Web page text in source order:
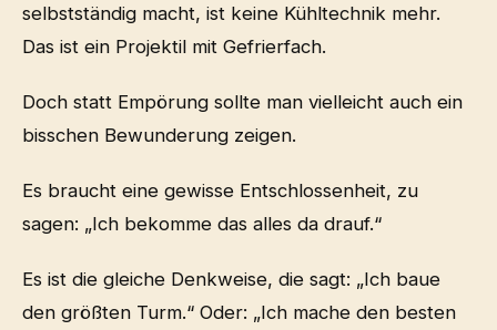
selbstständig macht, ist keine Kühltechnik mehr.
Das ist ein Projektil mit Gefrierfach.
Doch statt Empörung sollte man vielleicht auch ein
bisschen Bewunderung zeigen.
Es braucht eine gewisse Entschlossenheit, zu
sagen: „Ich bekomme das alles da drauf.“
Es ist die gleiche Denkweise, die sagt: „Ich baue
den größten Turm.“ Oder: „Ich mache den besten